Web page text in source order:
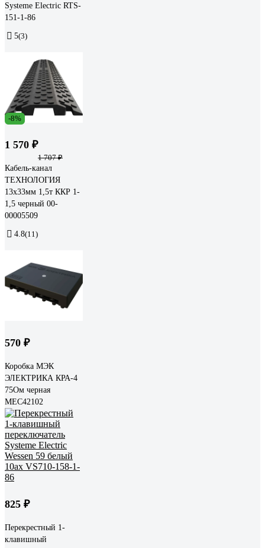
Systeme Electric RTS-
151-1-86
5(3)
-8%
1 570 ₽
1 707 ₽
Кабель-канал
ТЕХНОЛОГИЯ
13x33мм 1,5т ККР 1-
1,5 черный 00-
00005509
4.8(11)
570 ₽
Коробка МЭК
ЭЛЕКТРИКА КРА-4
75Ом черная
MEC42102
825 ₽
Перекрестный 1-
клавишный